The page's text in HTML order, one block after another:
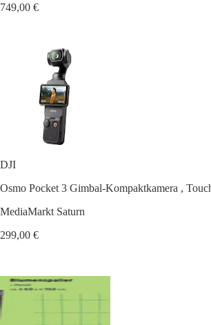
749,00 €
DJI
Osmo Pocket 3 Gimbal-Kompaktkamera ,
MediaMarkt Saturn
299,00 €